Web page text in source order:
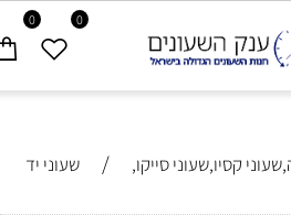
0 0
קסיו,שעוני סייקו, / שעוני יד